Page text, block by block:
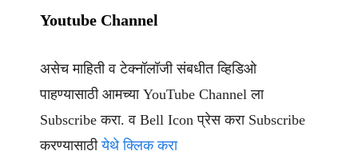
Youtube Channel
असेच माहिती व टेक्नॉलॉजी संबधीत व्हिडिओ
पाहण्यासाठी आमच्या YouTube Channel ला
Subscribe करा. व Bell Icon प्रेस करा Subscribe
करण्यासाठीयेथे क्लिक करा